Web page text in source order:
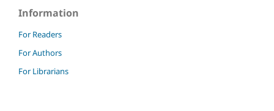
Information
For Readers
For Authors
For Librarians